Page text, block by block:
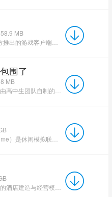
MB
围了
MB
酒店建筑师是一款高度自由的酒店建造与经营模拟游戏，玩家从零开始，亲手设计并管理一家酒店，体验从选址、建造...